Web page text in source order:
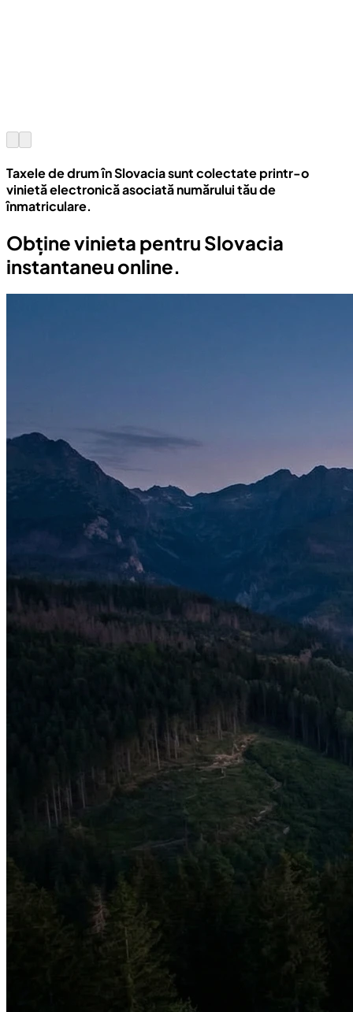
Taxele de drum în Slovacia sunt colectate printr-o
vinietă electronică asociată numărului tău de
înmatriculare.
Obține vinieta pentru Slovacia
instantaneu online.